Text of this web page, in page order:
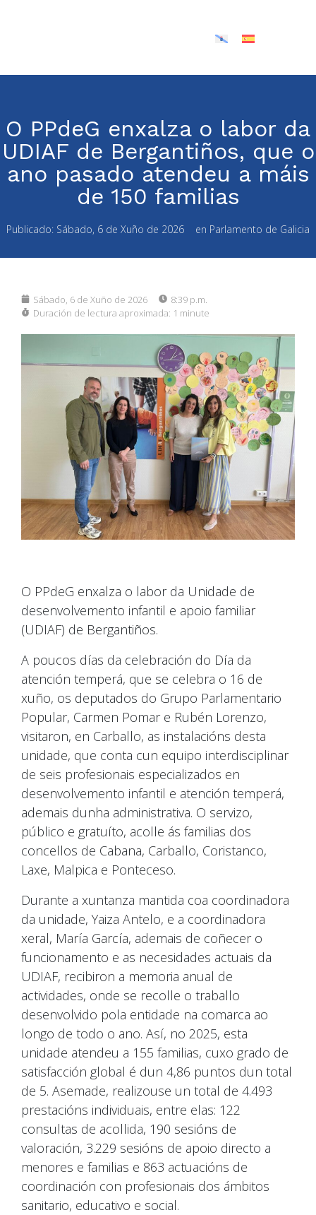
O PPdeG enxalza o labor da
UDIAF de Bergantiños, que o
ano pasado atendeu a máis
de 150 familias
Publicado: Sábado, 6 de Xuño de 2026 en Parlamento de Galicia
Sábado, 6 de Xuño de 2026
8:39 p.m.
Duración de lectura aproximada: 1 minute
O PPdeG enxalza o labor da Unidade de
desenvolvemento infantil e apoio familiar
(UDIAF) de Bergantiños.
A poucos días da celebración do Día da
atención temperá, que se celebra o 16 de
xuño, os deputados do Grupo Parlamentario
Popular, Carmen Pomar e Rubén Lorenzo,
visitaron, en Carballo, as instalacións desta
unidade, que conta cun equipo interdisciplinar
de seis profesionais especializados en
desenvolvemento infantil e atención temperá,
ademais dunha administrativa. O servizo,
público e gratuíto, acolle ás familias dos
concellos de Cabana, Carballo, Coristanco,
Laxe, Malpica e Ponteceso.
Durante a xuntanza mantida coa coordinadora
da unidade, Yaiza Antelo, e a coordinadora
xeral, María García, ademais de coñecer o
funcionamento e as necesidades actuais da
UDIAF, recibiron a memoria anual de
actividades, onde se recolle o traballo
desenvolvido pola entidade na comarca ao
longo de todo o ano. Así, no 2025, esta
unidade atendeu a 155 familias, cuxo grado de
satisfacción global é dun 4,86 puntos dun total
de 5. Asemade, realizouse un total de 4.493
prestacións individuais, entre elas: 122
consultas de acollida, 190 sesións de
valoración, 3.229 sesións de apoio directo a
menores e familias e 863 actuacións de
coordinación con profesionais dos ámbitos
sanitario, educativo e social.